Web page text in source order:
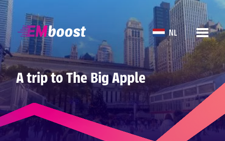
NL
A trip to The Big Apple